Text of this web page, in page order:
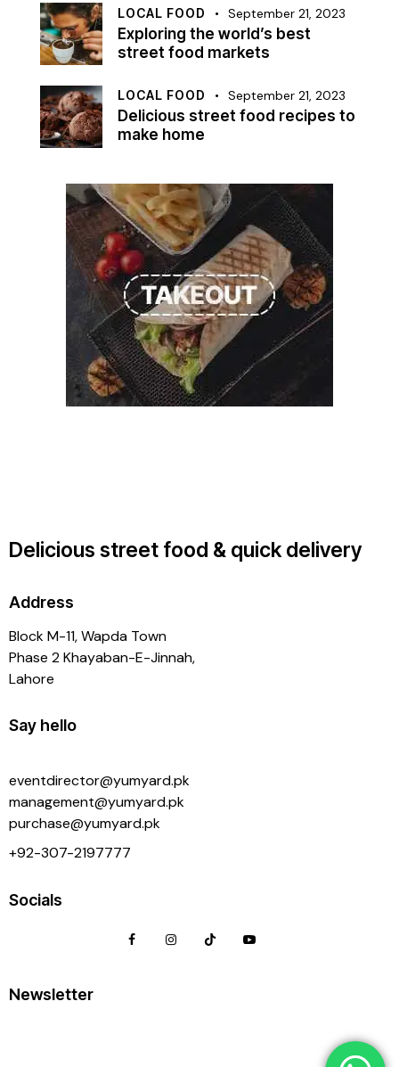
LOCAL FOOD September 21, 2023
Exploring the world’s best
street food markets
LOCAL FOOD September 21, 2023
Delicious street food recipes to
make home
Delicious street food & quick delivery
Address
Block M-11, Wapda Town
Phase 2 Khayaban-E-Jinnah,
Lahore
Say hello
eventdirector@yumyard.pk
management@yumyard.pk
purchase@yumyard.pk
+92-307-2197777
Socials
Newsletter